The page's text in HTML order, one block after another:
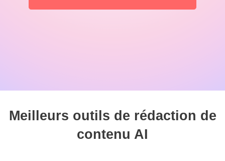
Meilleurs outils de rédaction de
contenu AI